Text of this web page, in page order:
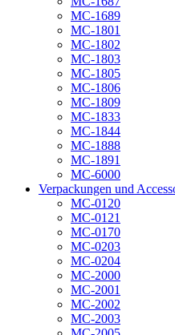
MC-1689
MC-1801
MC-1802
MC-1803
MC-1805
MC-1806
MC-1809
MC-1833
MC-1844
MC-1888
MC-1891
MC-6000
Verpackungen und
MC-0120
MC-0121
MC-0170
MC-0203
MC-0204
MC-2000
MC-2001
MC-2002
MC-2003